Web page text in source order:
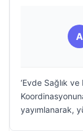
A
‘Evde Sağlık
yayımlanarak,